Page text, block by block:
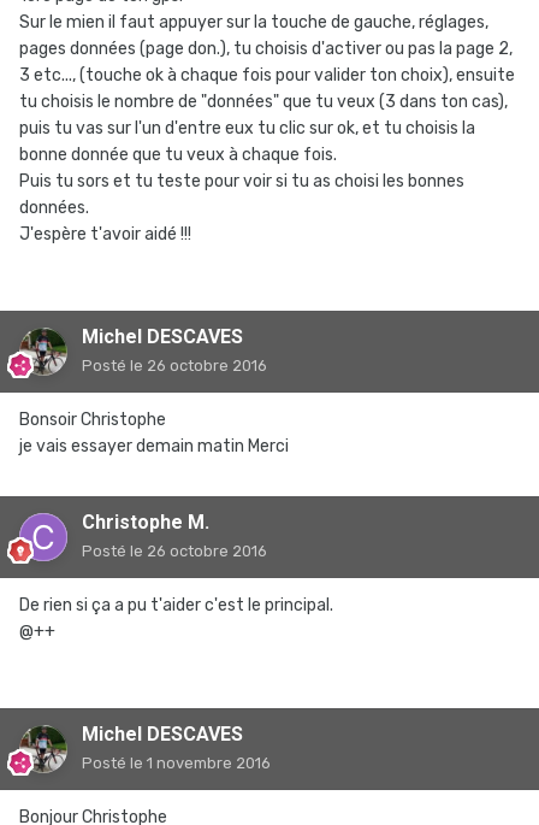
Sur le mien il faut appuyer sur la touche de gauche, réglages,
pages données (page don.), tu choisis d'activer ou pas la page 2,
3 etc..., (touche ok à chaque fois pour valider ton choix), ensuite
tu choisis le nombre de "données" que tu veux (3 dans ton cas),
puis tu vas sur l'un d'entre eux tu clic sur ok, et tu choisis la
bonne donnée que tu veux à chaque fois.
Puis tu sors et tu teste pour voir si tu as choisi les bonnes
données.
J'espère t'avoir aidé !!!
Michel DESCAVES
Posté le 26 octobre 2016
Bonsoir Christophe
je vais essayer demain matin Merci
Christophe M.
Posté le 26 octobre 2016
De rien si ça a pu t'aider c'est le principal.
@++
Michel DESCAVES
Posté le 1 novembre 2016
Bonjour Christophe